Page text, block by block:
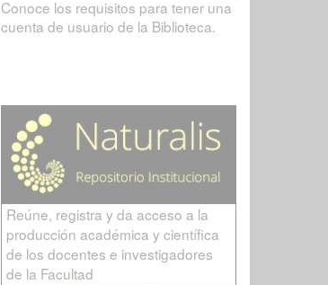
Conoce los requisitos para tener una
cuenta de usuario de la Biblioteca.
Reúne, registra y da acceso a la
producción académica y científica
de los docentes e investigadores
de la Facultad